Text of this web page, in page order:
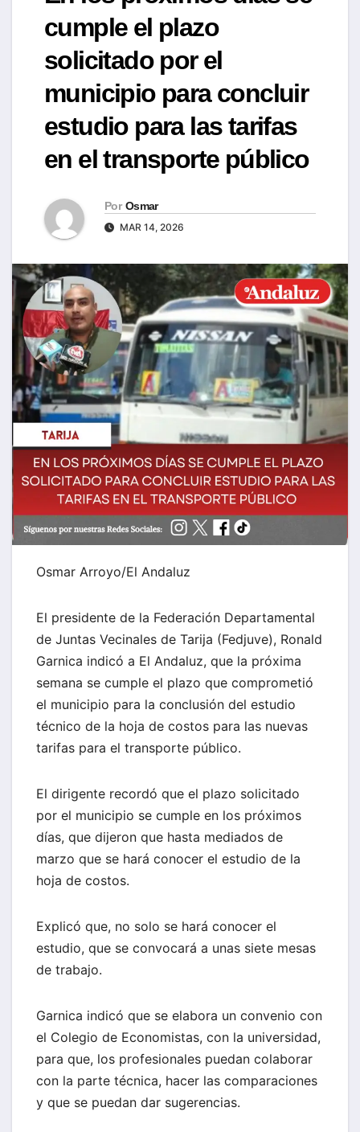
cumple el plazo
solicitado por el
municipio para concluir
estudio para las tarifas
en el transporte público
Por Osmar
MAR 14, 2026
Osmar Arroyo/El Andaluz
El presidente de la Federación Departamental
de Juntas Vecinales de Tarija (Fedjuve), Ronald
Garnica indicó a El Andaluz, que la próxima
semana se cumple el plazo que comprometió
el municipio para la conclusión del estudio
técnico de la hoja de costos para las nuevas
tarifas para el transporte público.
El dirigente recordó que el plazo solicitado
por el municipio se cumple en los próximos
días, que dijeron que hasta mediados de
marzo que se hará conocer el estudio de la
hoja de costos.
Explicó que, no solo se hará conocer el
estudio, que se convocará a unas siete mesas
de trabajo.
Garnica indicó que se elabora un convenio con
el Colegio de Economistas, con la universidad,
para que, los profesionales puedan colaborar
con la parte técnica, hacer las comparaciones
y que se puedan dar sugerencias.